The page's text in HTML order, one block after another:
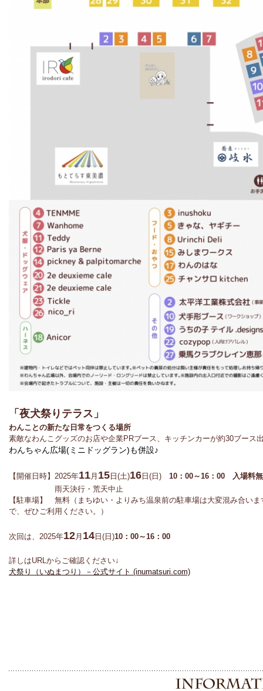
「夜犬祭りテラス」
わんことの新たな日常をつくる場所
素敵なわんこグッズのお店や企業PRブース、キッチンカーが約30ブース
わんちゃん広場(ミニドッグラン)も併設♪
【開催日時】2025年11月 15 日(土)16 日(日) 10：00～16：00 入場料
雨天決行・荒天中止
【駐車場】 無料（まちゆい・よりみち温泉前の駐車場は大変混み合い
で、ぜひご利用ください。）
次回は、2025年12月 14 日(日)10：00～16：00
詳しはURLからご確認ください↓
犬祭り（いぬまつり）－公式サイト (inumatsuri.com)